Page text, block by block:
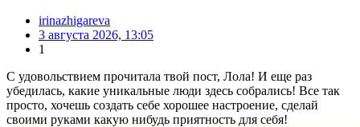
irinazhigareva
3 августа 2026, 13:05
1
С удовольствием прочитала твой пост, Лола! И еще раз
убедилась, какие уникальные люди здесь собрались! Все так
просто, хочешь создать себе хорошее настроение, сделай
своими руками какую нибудь приятность для себя!